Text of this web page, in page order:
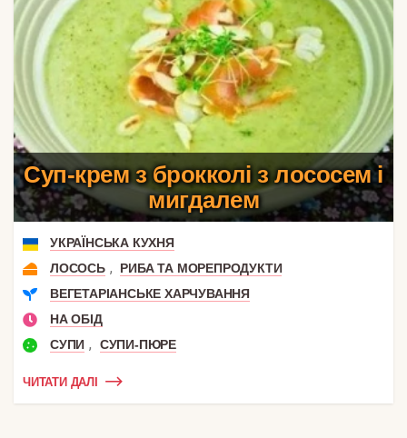
Суп-крем з брокколі з лососем і
мигдалем
УКРАЇНСЬКА КУХНЯ
ЛОСОСЬ ,
РИБА ТА МОРЕПРОДУКТИ
ВЕГЕТАРІАНСЬКЕ ХАРЧУВАННЯ
НА ОБІД
СУПИ , СУПИ-ПЮРЕ
ЧИТАТИ ДАЛІ